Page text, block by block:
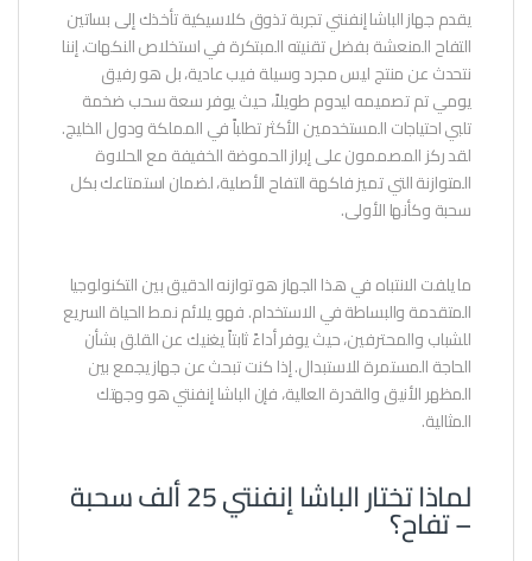
يقدم جهاز الباشا إنفنتي تجربة تذوق كلاسيكية تأخذك إلى بساتين
التفاح المنعشة بفضل تقنيته المبتكرة في استخلاص النكهات. إننا
نتحدث عن منتج ليس مجرد وسيلة فيب عادية، بل هو رفيق
يومي تم تصميمه ليدوم طويلاً، حيث يوفر سعة سحب ضخمة
تلبي احتياجات المستخدمين الأكثر تطلباً في المملكة ودول الخليج.
لقد ركز المصممون على إبراز الحموضة الخفيفة مع الحلاوة
المتوازنة التي تميز فاكهة التفاح الأصلية، لضمان استمتاعك بكل
سحبة وكأنها الأولى.
ما يلفت الانتباه في هذا الجهاز هو توازنه الدقيق بين التكنولوجيا
المتقدمة والبساطة في الاستخدام. فهو يلائم نمط الحياة السريع
للشباب والمحترفين، حيث يوفر أداءً ثابتاً يغنيك عن القلق بشأن
الحاجة المستمرة للاستبدال. إذا كنت تبحث عن جهاز يجمع بين
المظهر الأنيق والقدرة العالية، فإن الباشا إنفنتي هو وجهتك
المثالية.
لماذا تختار الباشا إنفنتي 25 ألف سحبة
– تفاح؟